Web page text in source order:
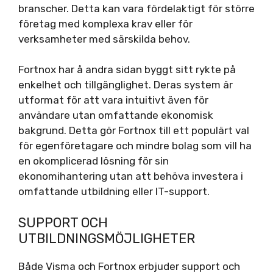
branscher. Detta kan vara fördelaktigt för större
företag med komplexa krav eller för
verksamheter med särskilda behov.
Fortnox har å andra sidan byggt sitt rykte på
enkelhet och tillgänglighet. Deras system är
utformat för att vara intuitivt även för
användare utan omfattande ekonomisk
bakgrund. Detta gör Fortnox till ett populärt val
för egenföretagare och mindre bolag som vill ha
en okomplicerad lösning för sin
ekonomihantering utan att behöva investera i
omfattande utbildning eller IT-support.
SUPPORT OCH
UTBILDNINGSMÖJLIGHETER
Både Visma och Fortnox erbjuder support och